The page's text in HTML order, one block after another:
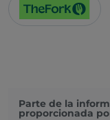
Parte de la
proporcionada